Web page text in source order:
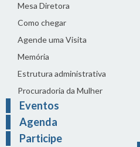
Mesa Diretora
Como chegar
Agende uma Visita
Memória
Estrutura administrativa
Procuradoria da Mulher
Eventos
Agenda
Participe